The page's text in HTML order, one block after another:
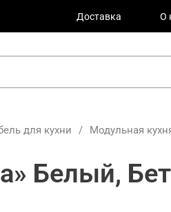
Доставка О
для кухни / Модульная
Белый,